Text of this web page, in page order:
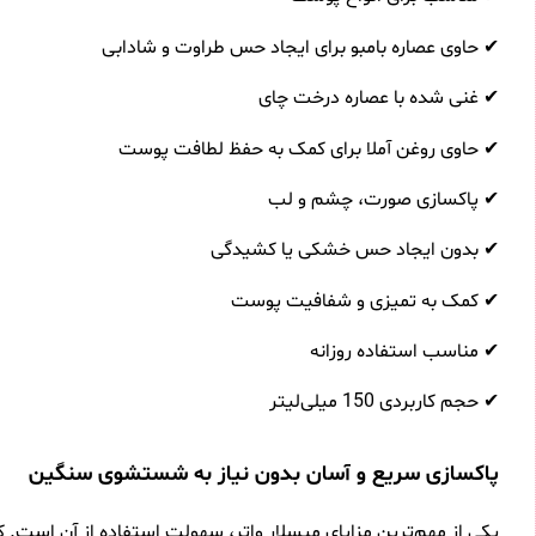
✔ حاوی عصاره بامبو برای ایجاد حس طراوت و شادابی
✔ غنی شده با عصاره درخت چای
✔ حاوی روغن آملا برای کمک به حفظ لطافت پوست
✔ پاکسازی صورت، چشم و لب
✔ بدون ایجاد حس خشکی یا کشیدگی
✔ کمک به تمیزی و شفافیت پوست
✔ مناسب استفاده روزانه
✔ حجم کاربردی 150 میلی‌لیتر
پاکسازی سریع و آسان بدون نیاز به شستشوی سنگین